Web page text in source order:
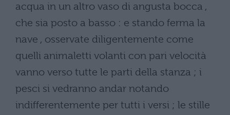
acqua in un altro vaso di angusta bocca ,
che sia posto a basso : e stando ferma la
nave , osservate diligentemente come
quelli animaletti volanti con pari velocità
vanno verso tutte le parti della stanza ; i
pesci si vedranno andar notando
indifferentemente per tutti i versi ; le stille